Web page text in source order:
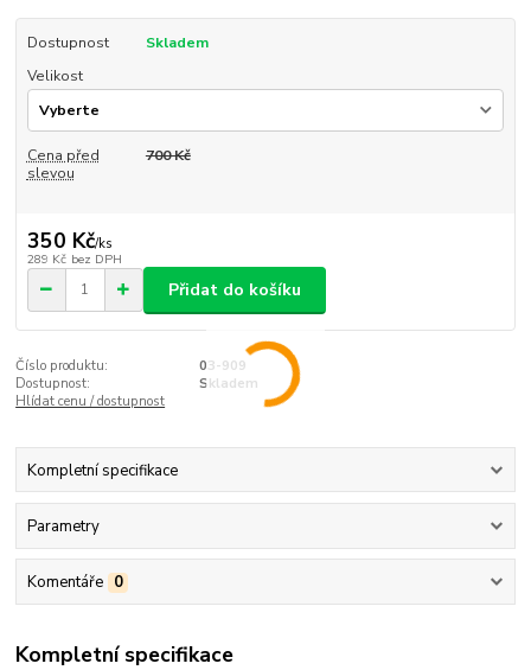
Dostupnost
Skladem
Velikost
Cena před
slevou
700 Kč
350 Kč/ks
289 Kč bez DPH
Přidat do košíku
Číslo produktu:
03-909
Dostupnost:
Skladem
Hlídat cenu / dostupnost
Kompletní specifikace
Parametry
Komentáře 0
Kompletní specifikace